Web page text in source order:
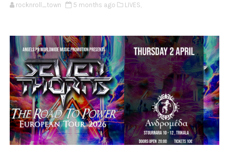
rocknroll_town 5 months ago LIVES,